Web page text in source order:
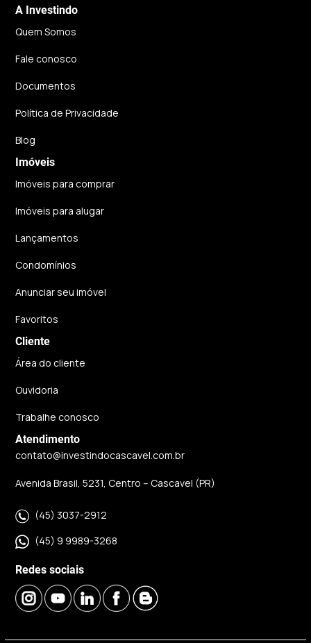
A Investindo
Quem Somos
Fale conosco
Documentos
Política de Privacidade
Blog
Imóveis
Imóveis para comprar
Imóveis para alugar
Lançamentos
Condomínios
Anunciar seu imóvel
Favoritos
Cliente
Área do cliente
Ouvidoria
Trabalhe conosco
Atendimento
contato@investindocascavel.com.br
Avenida Brasil, 5231, Centro – Cascavel (PR)
(45) 3037-2912
(45) 9 9989-3268
Redes sociais